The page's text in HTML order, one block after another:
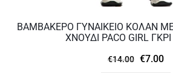
ΒΑΜΒΑΚΕΡΟ ΓΥΝΑΙΚΕΙΟ ΚΟΛΑΝ ΜΕ
ΧΝΟΥΔΙ PACO GIRL
€14.00 €7.00